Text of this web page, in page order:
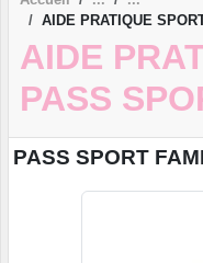
AIDE PRATIQUE
AIDE
PASS
PASS SPORT